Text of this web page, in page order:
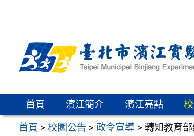
區
首頁 濱江簡介 濱江亮點
首頁 >校園公告 >政令宣導 >轉知教育